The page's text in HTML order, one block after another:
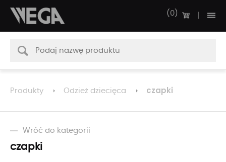
0
Produkty Odzież dziecięca czapki
Wróć do kategorii
czapki